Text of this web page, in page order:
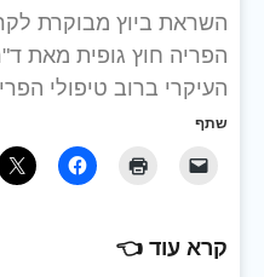
השראת ביוץ מבוקרת
הפריה חוץ גופית מאת
העיקרי ברוב טיפולי
שתף
קרא עוד 👈